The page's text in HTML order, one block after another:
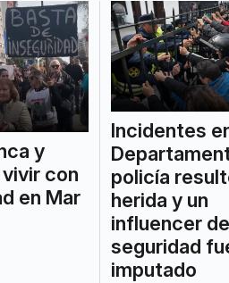
y
con
en Mar
Incidentes
policía
herida y un
influencer de
seguridad
imputado